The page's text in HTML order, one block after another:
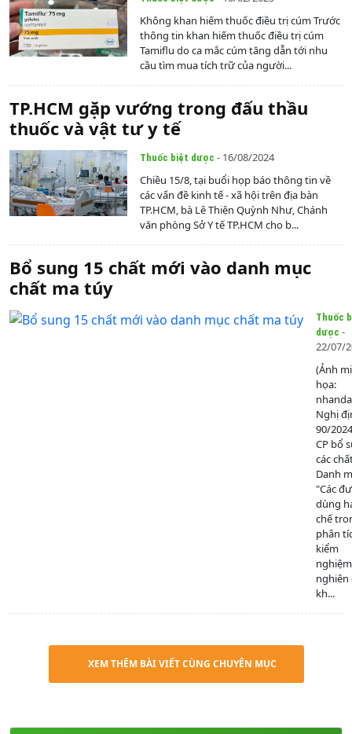
Không khan hiếm thuốc điều trị cúm Trước
thông tin khan hiếm thuốc điều trị cúm
Tamiflu do ca mắc cúm tăng dẫn tới nhu
cầu tìm mua tích trữ của người...
TP.HCM gặp vướng trong đấu thầu
thuốc và vật tư y tế
Thuốc biệt dược - 16/08/2024
Chiều 15/8, tại buổi họp báo thông tin về
các vấn đề kinh tế - xã hội trên địa bàn
TP.HCM, bà Lê Thiện Quỳnh Như, Chánh
văn phòng Sở Y tế TP.HCM cho b...
Bổ sung 15 chất mới vào danh mục
chất ma túy
Thuốc
dược -
22/07/
(Ảnh
họa:
Nghị
90/
CP bổ
các
Danh
"Các
dùng
chế
phân
kiểm
nghiên
kh...
XEM THÊM BÀI VIẾT CÙNG CHUYÊN MỤC